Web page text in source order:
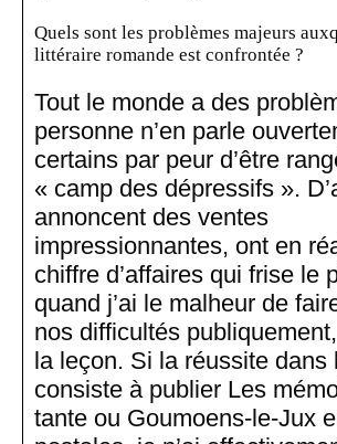
Quels sont les problèmes majeurs
littéraire romande est confrontée ?
Tout le monde a des
personne n’en parle
certains par peur d’être
« camp des dépressifs ».
annoncent des ventes
impressionnantes, ont en
chiffre d’affaires qui frise le
quand j’ai le malheur de
nos difficultés
la leçon. Si la réussite dans
consiste à publier Les
tante ou Goumoens-le-Jux